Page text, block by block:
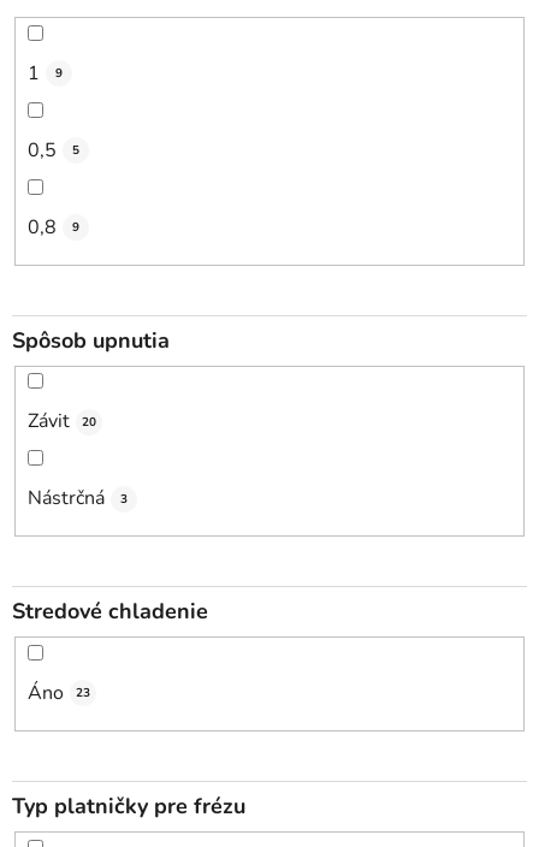
1 9
0,5 5
0,8 9
Spôsob upnutia
Závit 20
Nástrčná 3
Stredové chladenie
Áno 23
Typ platničky pre frézu